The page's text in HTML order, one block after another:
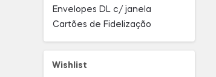
Envelopes DL c/ janela
Cartões de Fidelização
Wishlist